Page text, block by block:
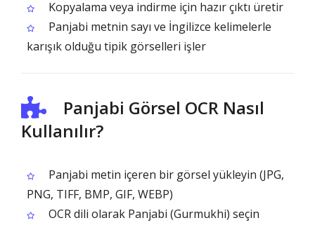
Kopyalama veya indirme için hazır çıktı üretir
Panjabi metnin sayı ve İngilizce kelimelerle
karışık olduğu tipik görselleri işler
Panjabi Görsel OCR Nasıl
Kullanılır?
Panjabi metin içeren bir görsel yükleyin (JPG,
PNG, TIFF, BMP, GIF, WEBP)
OCR dili olarak Panjabi (Gurmukhi) seçin